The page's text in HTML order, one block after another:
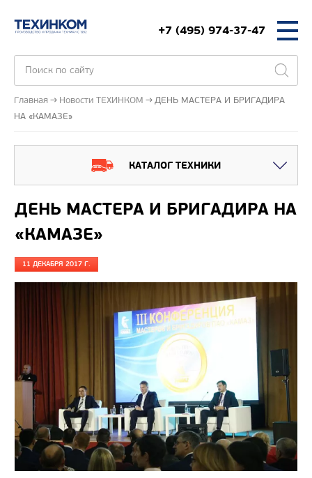
+7 (495) 974-37-47
Главная Новости ТЕХИНКОМ
ДЕНЬ МАСТЕРА И БРИГАДИРА
НА «КАМАЗЕ»
КАТАЛОГ ТЕХНИКИ
ДЕНЬ МАСТЕРА И БРИГАДИРА НА
«КАМАЗЕ»
11 ДЕКАБРЯ 2017 Г.